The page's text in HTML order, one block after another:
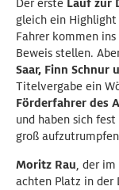
Der erste Lauf zur
gleich ein Highlight
Fahrer kommen
Beweis stellen.
Saar, Finn Schnur
Titelvergabe ein
Förderfahrer des
und haben sich
groß
Moritz Rau, der im
achten Platz in der